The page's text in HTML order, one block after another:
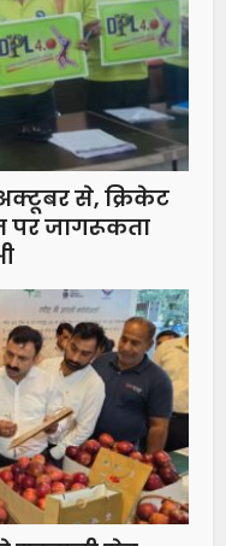
से, क्रिकेट
पर जागरूकता